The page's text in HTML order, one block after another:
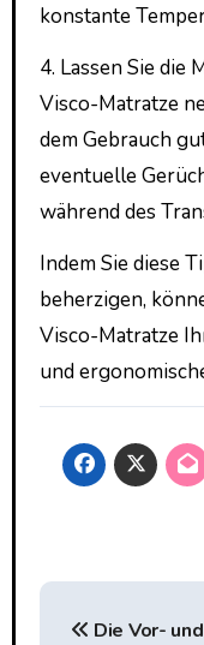
konstante
4. Lassen Sie die
Visco-Matratze
dem Gebrauch
eventuelle
während des
Indem Sie diese
beherzigen,
Visco-Matratze
und
Die Vor- und